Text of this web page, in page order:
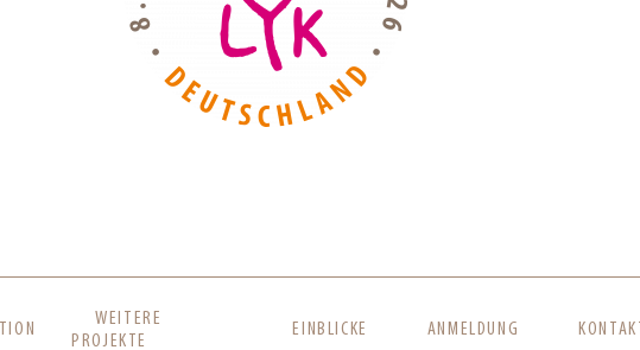
WEITERE
PROJEKTE
EINBLICKE ANMELDUNG KONTAKT